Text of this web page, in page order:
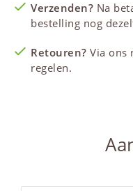
Verzenden? Na
bestelling nog
Retouren? Via ons
regelen.